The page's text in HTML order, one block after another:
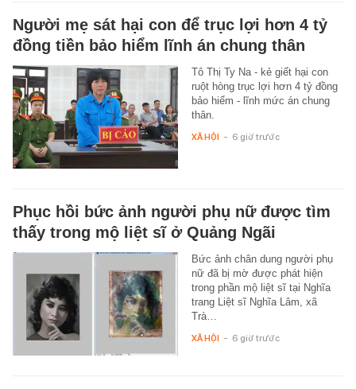
Người mẹ sát hại con để trục lợi hơn 4 tỷ
đồng tiền bảo hiểm lĩnh án chung thân
Tô Thị Ty Na - kẻ giết hại con
ruột hòng trục lợi hơn 4 tỷ đồng
bảo hiểm - lĩnh mức án chung
thân.
XÃ HỘI - 6 giờ trước
Phục hồi bức ảnh người phụ nữ được tìm
thấy trong mộ liệt sĩ ở Quảng Ngãi
Bức ảnh chân dung người phụ
nữ đã bị mờ được phát hiện
trong phần mộ liệt sĩ tại Nghĩa
trang Liệt sĩ Nghĩa Lâm, xã
Trà…
XÃ HỘI - 6 giờ trước